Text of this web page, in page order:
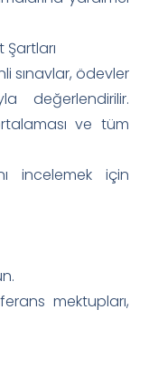
sınavlar, ödevler
değerlendirilir.
ve tüm
incelemek için
mektupları,